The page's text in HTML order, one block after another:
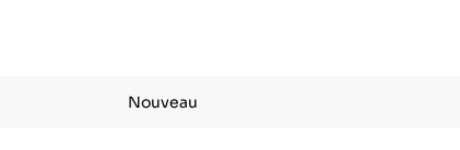
Nouveau